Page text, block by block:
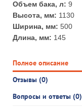
Объем бака, л: 9
Высота, мм: 1130
Ширина, мм: 500
Длина, мм: 145
Полное описание
Отзывы (0)
Вопросы и ответы (0)